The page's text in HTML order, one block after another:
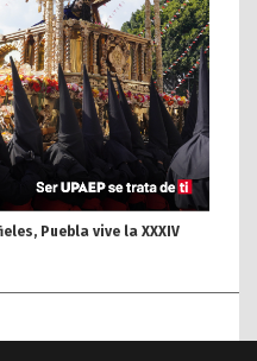
Puebla vive la XXXIV